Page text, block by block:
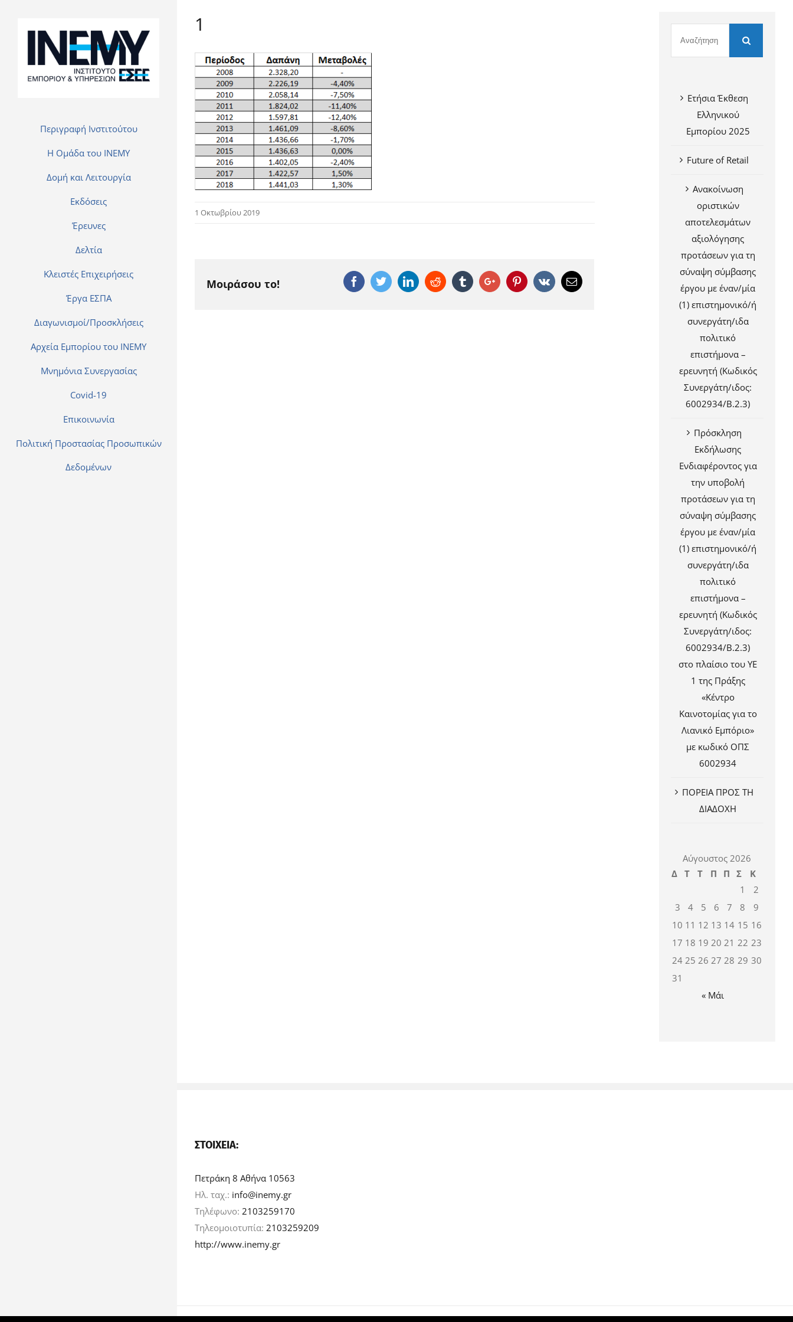
Περιγραφή Ινστιτούτου
H Ομάδα του INEMY
Δομή και Λειτουργία
Εκδόσεις
Έρευνες
Δελτία
Κλειστές Επιχειρήσεις
Έργα ΕΣΠΑ
Διαγωνισμοί/Προσκλήσεις
Αρχεία Εμπορίου του ΙΝΕΜΥ
Μνημόνια Συνεργασίας
Covid-19
Επικοινωνία
Πολιτική Προστασίας Προσωπικών
Δεδομένων
1
1 Οκτωβρίου 2019
Μοιράσου το! FacebookTwitterLinkedinReddit TumblrGoogle+PinterestVk Email
Ετήσια Έκθεση
Ελληνικού
Εμπορίου 2025
Future of Retail
Ανακοίνωση
οριστικών
αποτελεσμάτων
αξιολόγησης
προτάσεων για τη
σύναψη σύμβασης
έργου με έναν/μία
(1) επιστημονικό/ή
συνεργάτη/ιδα
πολιτικό
επιστήμονα –
ερευνητή (Κωδικός
Συνεργάτη/ιδος:
6002934/Β.2.3)
Πρόσκληση
Εκδήλωσης
Ενδιαφέροντος για
την υποβολή
προτάσεων για τη
σύναψη σύμβασης
έργου με έναν/μία
(1) επιστημονικό/ή
συνεργάτη/ιδα
πολιτικό
επιστήμονα –
ερευνητή (Κωδικός
Συνεργάτη/ιδος:
6002934/Β.2.3)
στο πλαίσιο του ΥΕ
1 της Πράξης
«Κέντρο
Καινοτομίας για το
Λιανικό Εμπόριο»
με κωδικό ΟΠΣ
6002934
ΠΟΡΕΙΑ ΠΡΟΣ ΤΗ
ΔΙΑΔΟΧΗ
Αύγουστος 2026
Δ
Τ Τ Π Π Σ
Κ
1
2
3
4 5 6 7 8
9
10 11 12 13 14 15 16
17 18 19 20 21 22 23
24 25 26 27 28 29 30
31
« Μάι
ΣΤΟΙΧΕΊΑ:
Πετράκη 8 Αθήνα 10563
Ηλ. ταχ.: info@inemy.gr
Τηλέφωνο: 2103259170
Τηλεομοιοτυπία: 2103259209
http://www.inemy.gr